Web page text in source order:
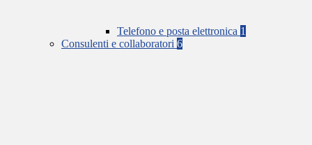
Telefono e posta elettronica 1
Consulenti e collaboratori 6